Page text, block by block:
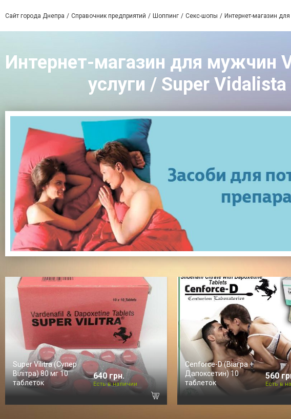
Сайт города Днепра Справочник предприятий Шоппинг Секс-шопы Интернет-магазин
Интернет-магазин для мужчин
услуги / Super
Super Vilitra (Супер
Вілітра) 80 мг 10
таблеток
640 грн.
Есть в наличии
Cenforce-D (Віагра +
Дапоксетин) 10
таблеток
560
Есть в